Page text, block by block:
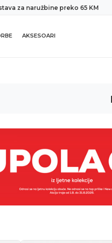
za naružbine preko 65 KM
AKSESOARI